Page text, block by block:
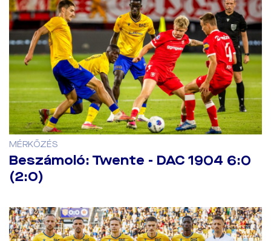
MÉRKŐZÉS
Beszámoló: Twente - DAC 1904 6:0
(2:0)